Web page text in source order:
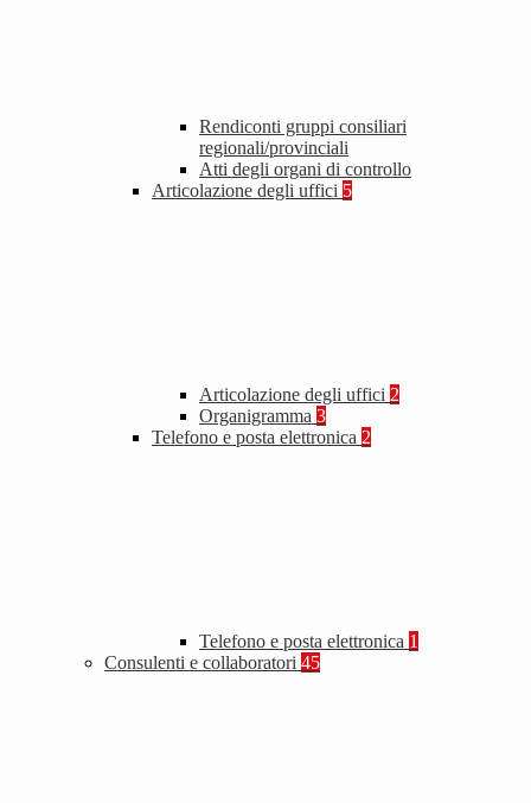
Rendiconti gruppi consiliari
regionali/provinciali
Atti degli organi di controllo
Articolazione degli uffici 5
Articolazione degli uffici 2
Organigramma 3
Telefono e posta elettronica 2
Telefono e posta elettronica 1
Consulenti e collaboratori 45